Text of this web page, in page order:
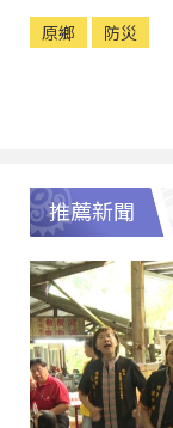
原鄉 防災
推薦新聞